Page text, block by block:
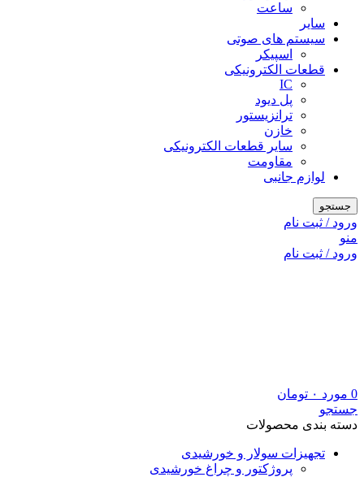
ساعت
سایر
سیستم های صوتی
اسپیکر
قطعات الکترونیکی
IC
پل دیود
ترانزیستور
خازن
سایر قطعات الکترونیکی
مقاومت
لوازم جانبی
جستجو
ورود / ثبت نام
منو
ورود / ثبت نام
0 مورد ۰ تومان
جستجو
دسته بندی محصولات
تجهیزات سولار و خورشیدی
پروژکتور و چراغ خورشیدی